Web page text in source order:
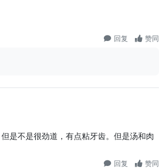
回复 赞同
是不是很劲道，有点粘牙齿。但是汤和肉
回复 赞同